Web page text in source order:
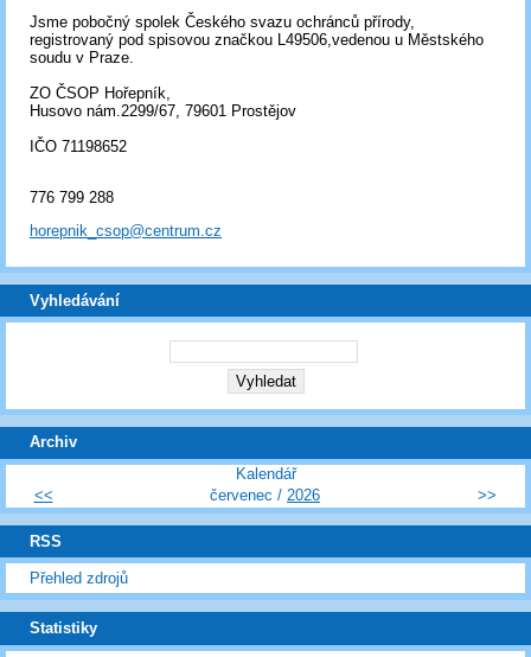
Jsme pobočný spolek Českého svazu ochránců přírody,
registrovaný pod spisovou značkou L49506,vedenou u Městského
soudu v Praze.
ZO ČSOP Hořepník,
Husovo nám.2299/67, 79601 Prostějov
IČO 71198652
776 799 288
horepnik_csop@centrum.cz
Vyhledávání
Archiv
Kalendář
<<
červenec / 2026 >>
RSS
Přehled zdrojů
Statistiky